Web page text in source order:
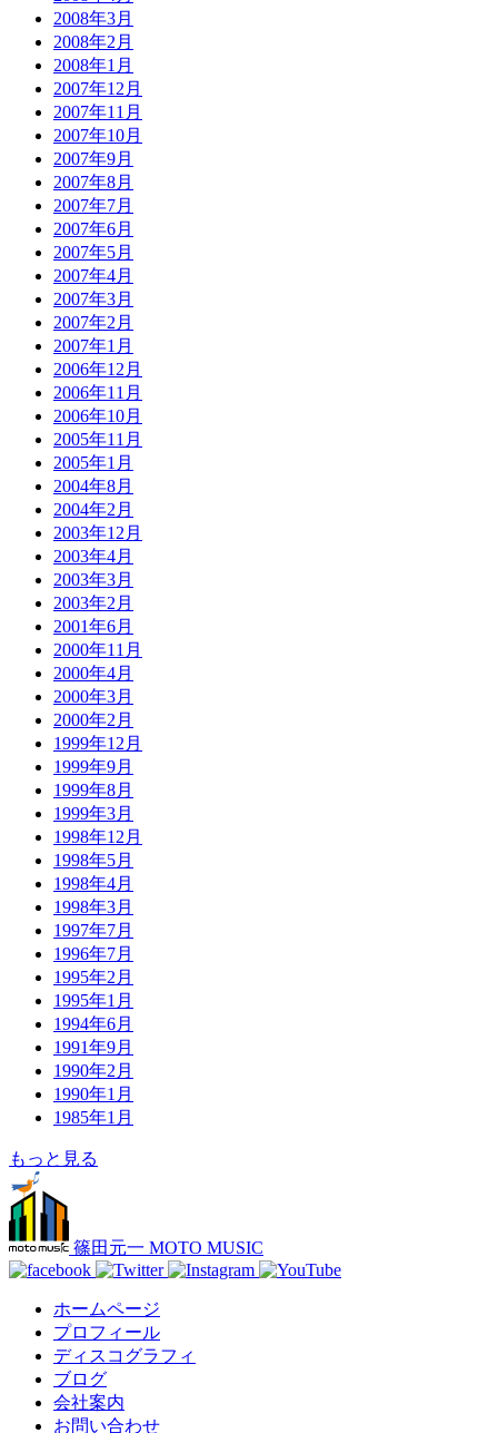
2008年3月
2008年2月
2008年1月
2007年12月
2007年11月
2007年10月
2007年9月
2007年8月
2007年7月
2007年6月
2007年5月
2007年4月
2007年3月
2007年2月
2007年1月
2006年12月
2006年11月
2006年10月
2005年11月
2005年1月
2004年8月
2004年2月
2003年12月
2003年4月
2003年3月
2003年2月
2001年6月
2000年11月
2000年4月
2000年3月
2000年2月
1999年12月
1999年9月
1999年8月
1999年3月
1998年12月
1998年5月
1998年4月
1998年3月
1997年7月
1996年7月
1995年2月
1995年1月
1994年6月
1991年9月
1990年2月
1990年1月
1985年1月
もっと見る
篠田元一 MOTO MUSIC
ホームページ
プロフィール
ディスコグラフィ
ブログ
会社案内
お問い合わせ